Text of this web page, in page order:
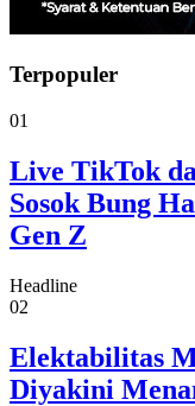
Terpopuler
01
Live TikTok
Sosok Bung
Gen Z
Headline
02
Elektabilitas
Diyakini